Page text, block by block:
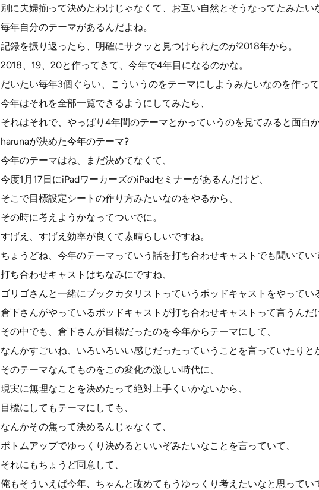
別に夫婦揃って決めたわけじゃなくて、お互い自然とそうなってたみたい
毎年自分のテーマがあるんだよね。
記録を振り返ったら、明確にサクッと見つけられたのが2018年から。
2018、19、20と作ってきて、今年で4年目になるのかな。
だいたい毎年3個ぐらい、こういうのをテーマにしようみたいなのを作っ
今年はそれを全部一覧できるようにしてみたら、
それはそれで、やっぱり4年間のテーマとかっていうのを見てみると面白か
harunaが決めた今年のテーマ?
今年のテーマはね、まだ決めてなくて、
今度1月17日にiPadワーカーズのiPadセミナーがあるんだけど、
そこで目標設定シートの作り方みたいなのをやるから、
その時に考えようかなってついでに。
すげえ、すげえ効率が良くて素晴らしいですね。
ちょうどね、今年のテーマっていう話を打ち合わせキャストでも聞いてい
打ち合わせキャストはちなみにですね、
ゴリゴさんと一緒にブックカタリストっていうポッドキャストをやってい
倉下さんがやっているポッドキャストが打ち合わせキャストって言うんだ
その中でも、倉下さんが目標だったのを今年からテーマにして、
なんかすごいね、いろいろいい感じだったっていうことを言っていたりと
そのテーマなんてものをこの変化の激しい時代に、
現実に無理なことを決めたって絶対上手くいかないから、
目標にしてもテーマにしても、
なんかその焦って決めるんじゃなくて、
ボトムアップでゆっくり決めるといいぞみたいなことを言っていて、
それにもちょうど同意して、
俺もそういえば今年、ちゃんと改めてもうゆっくり考えたいなと思ってい